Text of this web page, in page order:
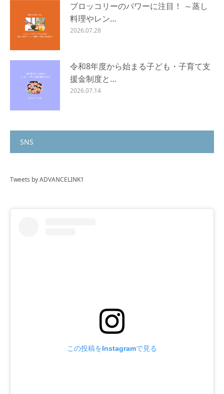
ブロッコリーのパワーに注目！ ～蒸し
料理やレン…
2026.07.28
令和8年度から始まる子ども・子育て支
援金制度と…
2026.07.14
SNS
Tweets by ADVANCELINK1
この投稿をInstagramで見る